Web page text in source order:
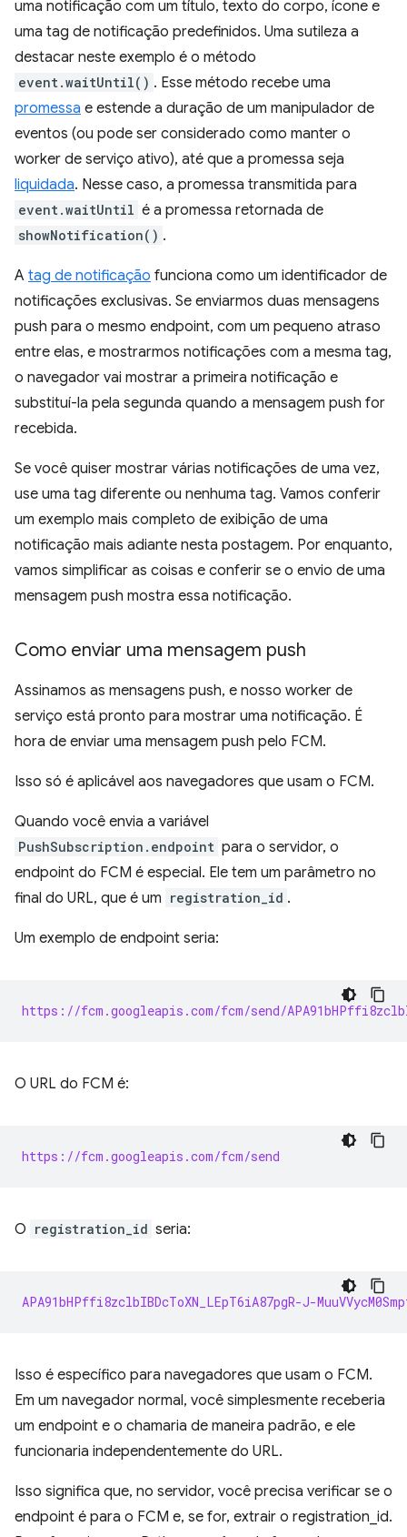
uma notificação com um título, texto do corpo, ícone e
uma tag de notificação predefinidos. Uma sutileza a
destacar neste exemplo é o método
event.waitUntil() . Esse método recebe uma
promessa e estende a duração de um manipulador de
eventos (ou pode ser considerado como manter o
worker de serviço ativo), até que a promessa seja
liquidada. Nesse caso, a promessa transmitida para
event.waitUntil é a promessa retornada de
showNotification() .
A tag de notificação funciona como um identificador de
notificações exclusivas. Se enviarmos duas mensagens
push para o mesmo endpoint, com um pequeno atraso
entre elas, e mostrarmos notificações com a mesma tag,
o navegador vai mostrar a primeira notificação e
substituí-la pela segunda quando a mensagem push for
recebida.
Se você quiser mostrar várias notificações de uma vez,
use uma tag diferente ou nenhuma tag. Vamos conferir
um exemplo mais completo de exibição de uma
notificação mais adiante nesta postagem. Por enquanto,
vamos simplificar as coisas e conferir se o envio de uma
mensagem push mostra essa notificação.
Como enviar uma mensagem push
Assinamos as mensagens push, e nosso worker de
serviço está pronto para mostrar uma notificação. É
hora de enviar uma mensagem push pelo FCM.
Isso só é aplicável aos navegadores que usam o FCM.
Quando você envia a variável
PushSubscription.endpoint para o servidor, o
endpoint do FCM é especial. Ele tem um parâmetro no
final do URL, que é um registration_id .
Um exemplo de endpoint seria:
https://fcm.googleapis.com/fcm/send/
O URL do FCM é:
https://fcm.googleapis.com/fcm/send
O registration_id seria:
APA91bHPffi8zclbIBDcToXN_LEpT6iA87pgR-J-
Isso é específico para navegadores que usam o FCM.
Em um navegador normal, você simplesmente receberia
um endpoint e o chamaria de maneira padrão, e ele
funcionaria independentemente do URL.
Isso significa que, no servidor, você precisa verificar se o
endpoint é para o FCM e, se for, extrair o registration_id.